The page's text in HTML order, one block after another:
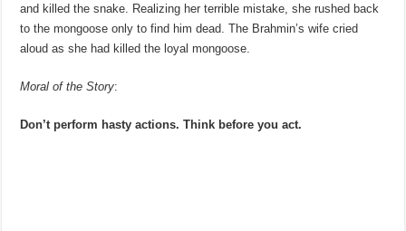
and killed the snake. Realizing her terrible mistake, she rushed back
to the mongoose only to find him dead. The Brahmin’s wife cried
aloud as she had killed the loyal mongoose.
Moral of the Story:
Don’t perform hasty actions. Think before you act.